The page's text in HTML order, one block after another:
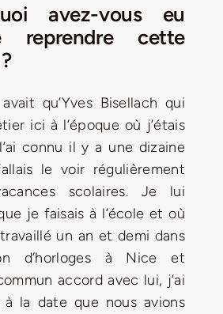
avez-vous eu
reprendre cette
qu’Yves Bisellach qui
ici à l’époque où j’étais
connu il y a une dizaine
le voir régulièrement
scolaires. Je lui
je faisais à l’école et où
travaillé un an et demi dans
d’horloges à Nice et
accord avec lui, j’ai
à la date que nous avions